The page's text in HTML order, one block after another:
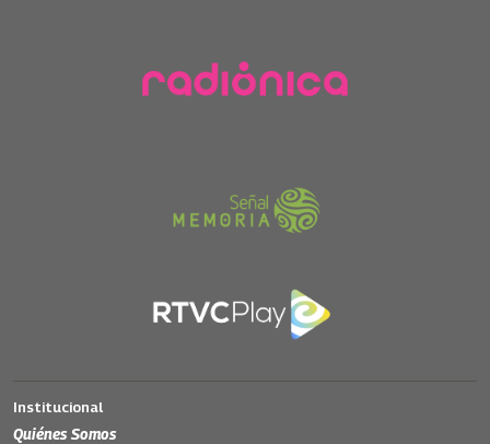
Institucional
Quiénes Somos